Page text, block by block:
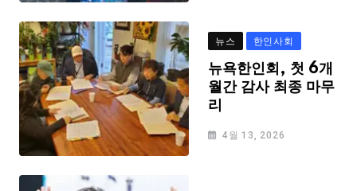
뉴스 한인사회
뉴욕한인회, 첫 6개
월간 감사 최종 마무
리
4월 13, 2026